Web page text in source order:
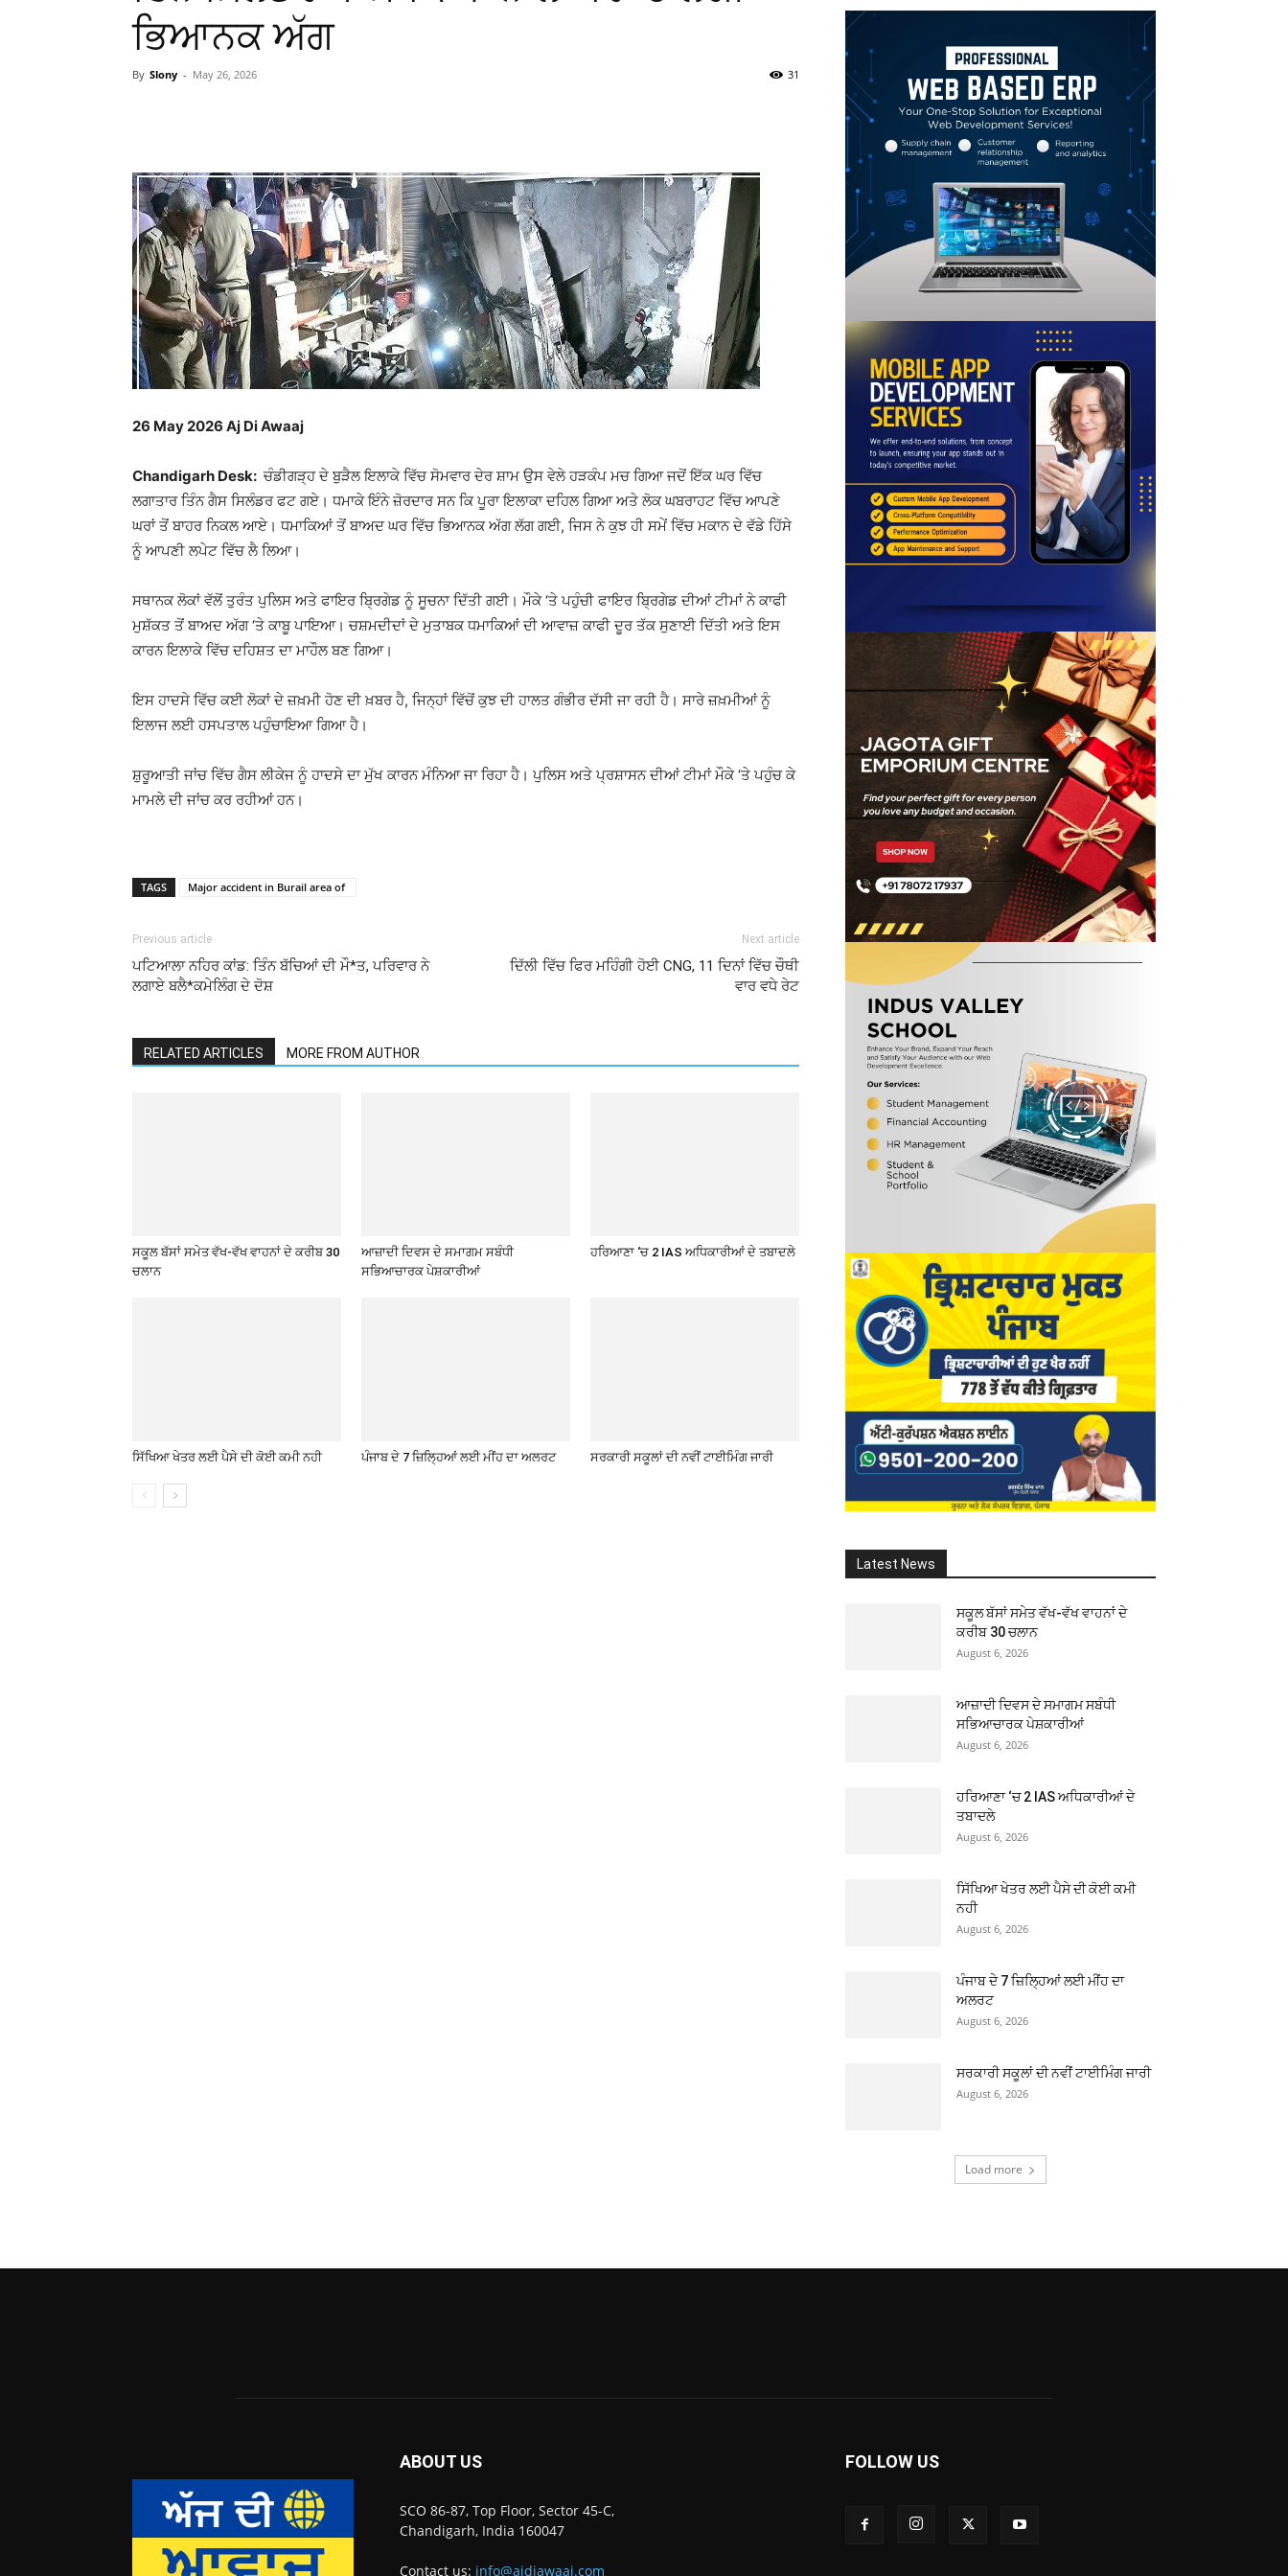
ਭਿਆਨਕ ਅੱਗ
By Slony - May 26, 2026 31
Linkedin Email
26 May 2026 Aj Di Awaaj
Chandigarh Desk: ਚੰਡੀਗੜ੍ਹ ਦੇ ਬੁੜੈਲ ਇਲਾਕੇ ਵਿੱਚ ਸੋਮਵਾਰ ਦੇਰ ਸ਼ਾਮ ਉਸ ਵੇਲੇ ਹੜਕੰਪ ਮਚ ਗਿਆ ਜਦੋਂ ਇੱਕ ਘਰ ਵਿੱਚ
ਲਗਾਤਾਰ ਤਿੰਨ ਗੈਸ ਸਿਲੰਡਰ ਫਟ ਗਏ। ਧਮਾਕੇ ਇੰਨੇ ਜ਼ੋਰਦਾਰ ਸਨ ਕਿ ਪੂਰਾ ਇਲਾਕਾ ਦਹਿਲ ਗਿਆ ਅਤੇ ਲੋਕ ਘਬਰਾਹਟ ਵਿੱਚ ਆਪਣੇ
ਘਰਾਂ ਤੋਂ ਬਾਹਰ ਨਿਕਲ ਆਏ। ਧਮਾਕਿਆਂ ਤੋਂ ਬਾਅਦ ਘਰ ਵਿੱਚ ਭਿਆਨਕ ਅੱਗ ਲੱਗ ਗਈ, ਜਿਸ ਨੇ ਕੁਝ ਹੀ ਸਮੇਂ ਵਿੱਚ ਮਕਾਨ ਦੇ ਵੱਡੇ ਹਿੱਸੇ
ਨੂੰ ਆਪਣੀ ਲਪੇਟ ਵਿੱਚ ਲੈ ਲਿਆ।
ਸਥਾਨਕ ਲੋਕਾਂ ਵੱਲੋਂ ਤੁਰੰਤ ਪੁਲਿਸ ਅਤੇ ਫਾਇਰ ਬ੍ਰਿਗੇਡ ਨੂੰ ਸੂਚਨਾ ਦਿੱਤੀ ਗਈ। ਮੌਕੇ ‘ਤੇ ਪਹੁੰਚੀ ਫਾਇਰ ਬ੍ਰਿਗੇਡ ਦੀਆਂ ਟੀਮਾਂ ਨੇ ਕਾਫੀ
ਮੁਸ਼ੱਕਤ ਤੋਂ ਬਾਅਦ ਅੱਗ ‘ਤੇ ਕਾਬੂ ਪਾਇਆ। ਚਸ਼ਮਦੀਦਾਂ ਦੇ ਮੁਤਾਬਕ ਧਮਾਕਿਆਂ ਦੀ ਆਵਾਜ਼ ਕਾਫੀ ਦੂਰ ਤੱਕ ਸੁਣਾਈ ਦਿੱਤੀ ਅਤੇ ਇਸ
ਕਾਰਨ ਇਲਾਕੇ ਵਿੱਚ ਦਹਿਸ਼ਤ ਦਾ ਮਾਹੌਲ ਬਣ ਗਿਆ।
ਇਸ ਹਾਦਸੇ ਵਿੱਚ ਕਈ ਲੋਕਾਂ ਦੇ ਜ਼ਖ਼ਮੀ ਹੋਣ ਦੀ ਖ਼ਬਰ ਹੈ, ਜਿਨ੍ਹਾਂ ਵਿੱਚੋਂ ਕੁਝ ਦੀ ਹਾਲਤ ਗੰਭੀਰ ਦੱਸੀ ਜਾ ਰਹੀ ਹੈ। ਸਾਰੇ ਜ਼ਖ਼ਮੀਆਂ ਨੂੰ
ਇਲਾਜ ਲਈ ਹਸਪਤਾਲ ਪਹੁੰਚਾਇਆ ਗਿਆ ਹੈ।
ਸ਼ੁਰੂਆਤੀ ਜਾਂਚ ਵਿੱਚ ਗੈਸ ਲੀਕੇਜ ਨੂੰ ਹਾਦਸੇ ਦਾ ਮੁੱਖ ਕਾਰਨ ਮੰਨਿਆ ਜਾ ਰਿਹਾ ਹੈ। ਪੁਲਿਸ ਅਤੇ ਪ੍ਰਸ਼ਾਸਨ ਦੀਆਂ ਟੀਮਾਂ ਮੌਕੇ ‘ਤੇ ਪਹੁੰਚ ਕੇ
ਮਾਮਲੇ ਦੀ ਜਾਂਚ ਕਰ ਰਹੀਆਂ ਹਨ।
TAGS Major accident in Burail area of ​​
Previous article
ਪਟਿਆਲਾ ਨਹਿਰ ਕਾਂਡ: ਤਿੰਨ ਬੱਚਿਆਂ ਦੀ ਮੌ*ਤ, ਪਰਿਵਾਰ ਨੇ
ਲਗਾਏ ਬਲੈ*ਕਮੇਲਿੰਗ ਦੇ ਦੋਸ਼
Next article
ਦਿੱਲੀ ਵਿੱਚ ਫਿਰ ਮਹਿੰਗੀ ਹੋਈ CNG, 11 ਦਿਨਾਂ ਵਿੱਚ ਚੌਥੀ
ਵਾਰ ਵਧੇ ਰੇਟ
RELATED ARTICLES MORE FROM AUTHOR
ਸਕੂਲ ਬੱਸਾਂ ਸਮੇਤ ਵੱਖ-ਵੱਖ ਵਾਹਨਾਂ ਦੇ ਕਰੀਬ 30
ਚਲਾਨ
ਆਜ਼ਾਦੀ ਦਿਵਸ ਦੇ ਸਮਾਗਮ ਸਬੰਧੀ
ਸਭਿਆਚਾਰਕ ਪੇਸ਼ਕਾਰੀਆਂ
ਹਰਿਆਣਾ ‘ਚ 2 IAS ਅਧਿਕਾਰੀਆਂ ਦੇ ਤਬਾਦਲੇ
ਸਿੱਖਿਆ ਖੇਤਰ ਲਈ ਪੈਸੇ ਦੀ ਕੋਈ ਕਮੀ ਨਹੀ ਪੰਜਾਬ ਦੇ 7 ਜ਼ਿਲ੍ਹਿਆਂ ਲਈ ਮੀਂਹ ਦਾ ਅਲਰਟ ਸਰਕਾਰੀ ਸਕੂਲਾਂ ਦੀ ਨਵੀਂ ਟਾਈਮਿੰਗ ਜਾਰੀ
Latest News
ਸਕੂਲ ਬੱਸਾਂ ਸਮੇਤ ਵੱਖ-ਵੱਖ ਵਾਹਨਾਂ ਦੇ
ਕਰੀਬ 30 ਚਲਾਨ
August 6, 2026
ਆਜ਼ਾਦੀ ਦਿਵਸ ਦੇ ਸਮਾਗਮ ਸਬੰਧੀ
ਸਭਿਆਚਾਰਕ ਪੇਸ਼ਕਾਰੀਆਂ
August 6, 2026
ਹਰਿਆਣਾ ‘ਚ 2 IAS ਅਧਿਕਾਰੀਆਂ ਦੇ
ਤਬਾਦਲੇ
August 6, 2026
ਸਿੱਖਿਆ ਖੇਤਰ ਲਈ ਪੈਸੇ ਦੀ ਕੋਈ ਕਮੀ
ਨਹੀ
August 6, 2026
ਪੰਜਾਬ ਦੇ 7 ਜ਼ਿਲ੍ਹਿਆਂ ਲਈ ਮੀਂਹ ਦਾ
ਅਲਰਟ
August 6, 2026
ਸਰਕਾਰੀ ਸਕੂਲਾਂ ਦੀ ਨਵੀਂ ਟਾਈਮਿੰਗ ਜਾਰੀ
August 6, 2026
Load more
ABOUT US
SCO 86-87, Top Floor, Sector 45-C,
Chandigarh, India 160047
Contact us: info@ajdiawaaj.com
FOLLOW US